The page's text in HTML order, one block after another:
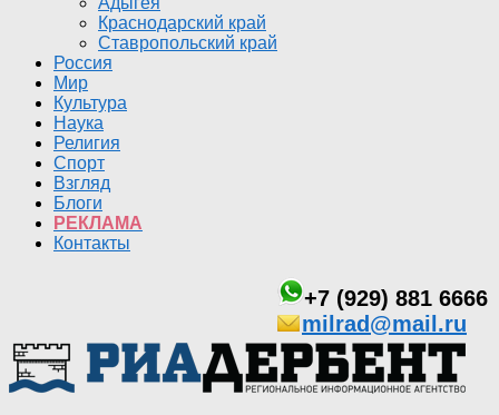
Краснодарский край
Ставропольский край
Россия
Мир
Культура
Наука
Религия
Спорт
Взгляд
Блоги
РЕКЛАМА
Контакты
+7 (929) 881 6666
milrad@mail.ru